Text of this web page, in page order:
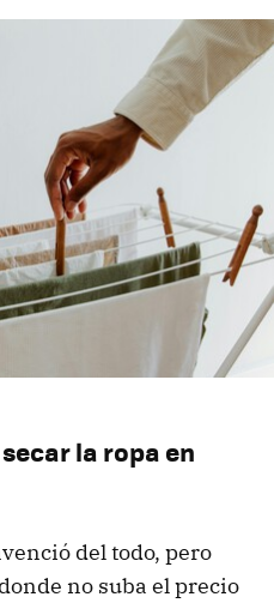
la ropa en
del todo, pero
no suba el precio